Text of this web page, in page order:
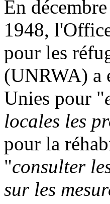
En
1948,
pour les
(UNRWA) a
Unies pour "
locales les
pour la
"consulter
sur les